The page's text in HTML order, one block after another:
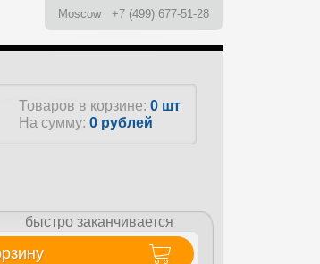
Moscow +7 (499) 677-51-28
Товаров в корзине: 0 шт
На сумму: 0 рублей
быстро заканчивается